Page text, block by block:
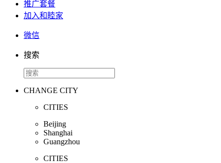
推广套餐
加入和睦家
微信
搜索
CHANGE CITY
CITIES
Beijing
Shanghai
Guangzhou
CITIES